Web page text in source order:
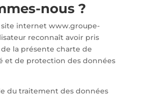
nous ?
site internet www.groupe-
reconnaît avoir pris
la présente charte de
et de protection des données
du traitement des données